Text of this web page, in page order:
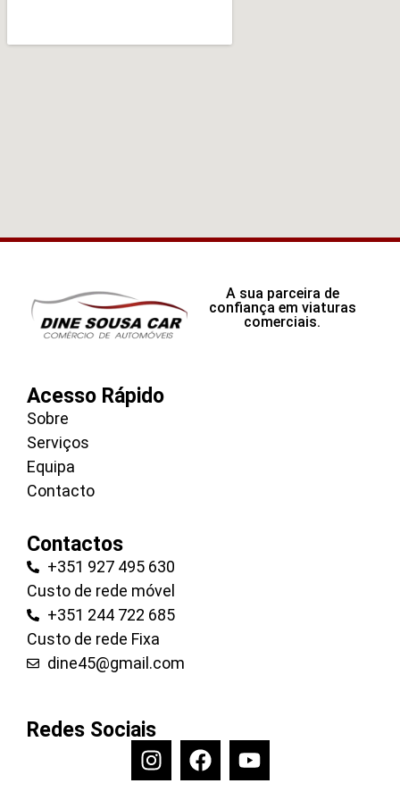
A sua parceira de
confiança em viaturas
comerciais.
Acesso Rápido
Sobre
Serviços
Equipa
Contacto
Contactos
+351 927 495 630
Custo de rede móvel
+351 244 722 685
Custo de rede Fixa
dine45@gmail.com
Redes Sociais